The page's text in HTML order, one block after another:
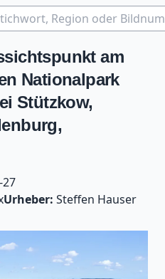
am
Nationalpark
Stützkow,
27
Urheber: Steffen Hauser